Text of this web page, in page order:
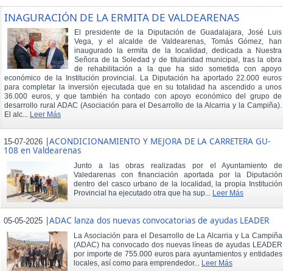
INAGURACIÓN DE LA ERMITA DE VALDEARENAS
El presidente de la Diputación de Guadalajara, José Luis
Vega, y el alcalde de Valdearenas, Tomás Gómez, han
inaugurado la ermita de la localidad, dedicada a Nuestra
Señora de la Soledad y de titularidad municipal, tras la obra
de rehabilitación a la que ha sido sometida con apoyo
económico de la Institución provincial. La Diputación ha aportado 22.000 euros
para completar la inversión ejecutada que en su totalidad ha ascendido a unos
36.000 euros, y que también ha contado con apoyo económico del grupo de
desarrollo rural ADAC (Asociación para el Desarrollo de la Alcarria y la Campiña).
El alc... Leer Más
15-07-2026 |ACONDICIONAMIENTO Y MEJORA DE LA CARRETERA GU-
108 en Valdearenas
Junto a las obras realizadas por el Ayuntamiento de
Valedarenas con financiación aportada por la Diputación
dentro del casco urbano de la localidad, la propia Institución
Provincial ha ejecutado otra que ha sup... Leer Más
05-05-2025 |ADAC lanza dos nuevas convocatorias de ayudas LEADER
La Asociación para el Desarrollo de La Alcarria y La Campiña
(ADAC) ha convocado dos nuevas líneas de ayudas LEADER
por importe de 755.000 euros para ayuntamientos y entidades
locales, así como para emprendedor... Leer Más